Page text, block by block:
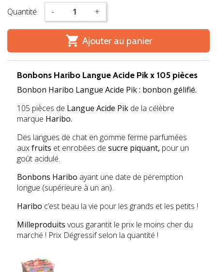
Quantité - +
 Ajouter au panier
Bonbons Haribo Langue Acide Pik x 105 pièces
Bonbon Haribo Langue Acide Pik : bonbon gélifié.
105 pièces de Langue Acide Pik de la célèbre
marque Haribo.
Des langues de chat en gomme ferme parfumées
auxfruits et enrobées de sucre piquant, pour un
goût acidulé.
Bonbons Haribo ayant une date de péremption
longue (supérieure à un an).
Haribo c’est beau la vie pour les grands et les petits !
Milleproduits vous garantit le prix le moins cher du
marché ! Prix Dégressif selon la quantité !